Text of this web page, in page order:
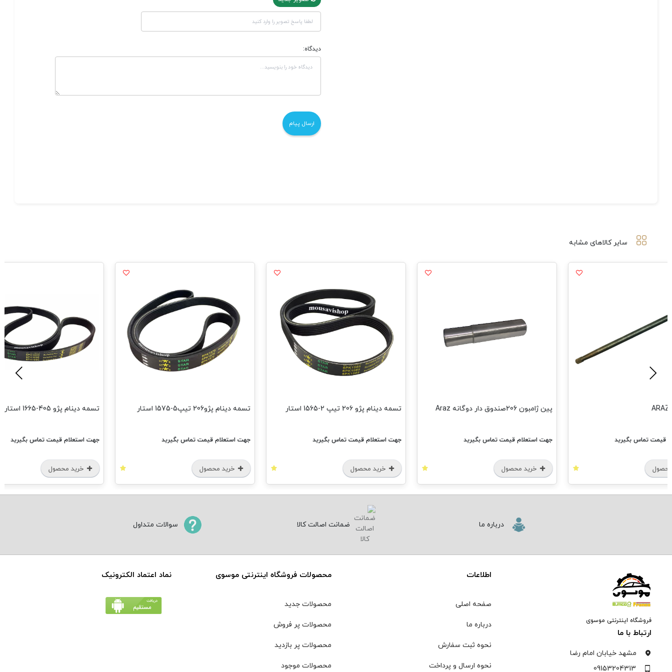
دیدگاه:
سایر کالاهای مشابه
قیمت تماس بگیرید
پین ژامبون 206صندوق دار دوگانه Araz
جهت استعلام قیمت تماس بگیرید
خرید محصول
تسمه دینام پژو 206 تیپ 2-1565 استار
جهت استعلام قیمت تماس بگیرید
خرید محصول
تسمه دینام پژو206 تیپ5-1575 استار
جهت استعلام قیمت تماس بگیرید
خرید محصول
تسمه دینام پژو 405-1665 استار
جهت استعلام قیمت تماس بگیرید
خرید محصول
درباره ما ضمانت اصالت کالا سوالات متداول
فروشگاه اینترنتی موسوی
ارتباط با ما
مشهد خیابان امام رضا
09153204313
اطلاعات
صفحه اصلی
درباره ما
نحوه ثبت سفارش
نحوه ارسال و پرداخت
محصولات فروشگاه اینترنتی موسوی
محصولات جدید
محصولات پر فروش
محصولات پر بازدید
محصولات موجود
نماد اعتماد الکترونیک